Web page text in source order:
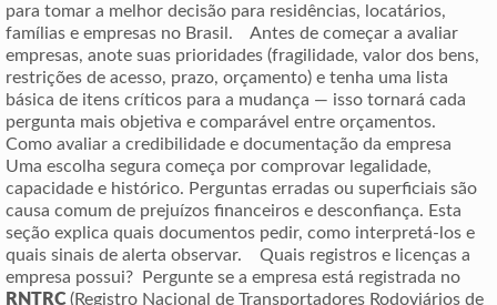
para tomar a melhor decisão para residências, locatários,
famílias e empresas no Brasil. Antes de começar a avaliar
empresas, anote suas prioridades (fragilidade, valor dos bens,
restrições de acesso, prazo, orçamento) e tenha uma lista
básica de itens críticos para a mudança — isso tornará cada
pergunta mais objetiva e comparável entre orçamentos.
Como avaliar a credibilidade e documentação da empresa
Uma escolha segura começa por comprovar legalidade,
capacidade e histórico. Perguntas erradas ou superficiais são
causa comum de prejuízos financeiros e desconfiança. Esta
seção explica quais documentos pedir, como interpretá-los e
quais sinais de alerta observar. Quais registros e licenças a
empresa possui? Pergunte se a empresa está registrada no
RNTRC(Registro Nacional de Transportadores Rodoviários de